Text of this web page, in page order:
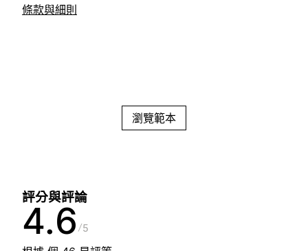
條款與細則
瀏覽範本
評分與評論
4.6 5